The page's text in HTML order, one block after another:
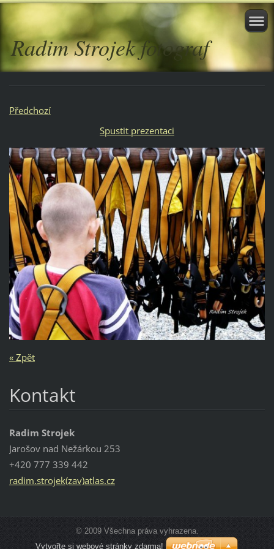
Radim Strojek fotograf
Předchozí
Spustit prezentaci
« Zpět
Kontakt
Radim Strojek
Jarošov nad Nežárkou 253
+420 777 339 442
radim.strojek(zav)atlas.cz
© 2009 Všechna práva vyhrazena.
Vytvořte si webové stránky zdarma!